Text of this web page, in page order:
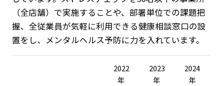
（全店舗）で実施することや、部署単位での課題把
握、全従業員が気軽に利用できる健康相談窓口の設
置をし、メンタルヘルス予防に力を入れています。
2022
年
2023
年
2024
年